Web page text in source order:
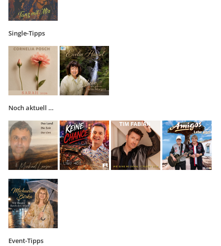
Single-Tipps
Noch aktuell …
Event-Tipps